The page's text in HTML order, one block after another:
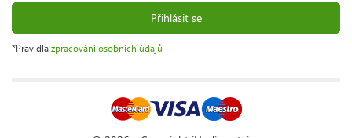
Přihlásit se
*Pravidla zpracování osobních údajů